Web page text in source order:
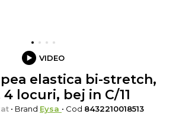
VIDEO
elastica bi-stretch,
locuri, bej in C/11
• Brand Eysa • Cod 8432210018513